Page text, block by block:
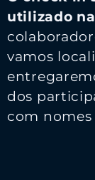
utilizado
vamos
dos
com nomes